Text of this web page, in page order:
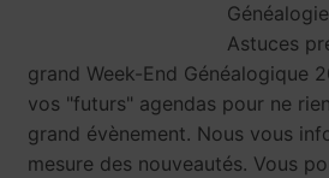
Astuces
grand Week-End Généalogique
vos "futurs" agendas pour ne
grand évènement. Nous vous
mesure des nouveautés. Vous